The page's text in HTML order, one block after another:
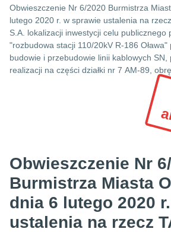
Obwieszczenie Nr 6/2020 Burmistrza
lutego 2020 r. w sprawie ustalenia na
S.A. lokalizacji inwestycji celu publicznego
"rozbudowa stacji 110/20kV R-186 Oława"
budowie i przebudowie linii kablowych SN,
realizacji na części działki nr 7 AM-89,
Obwieszczenie Nr
Burmistrza Miasta
dnia 6 lutego 2020
ustalenia na rzecz